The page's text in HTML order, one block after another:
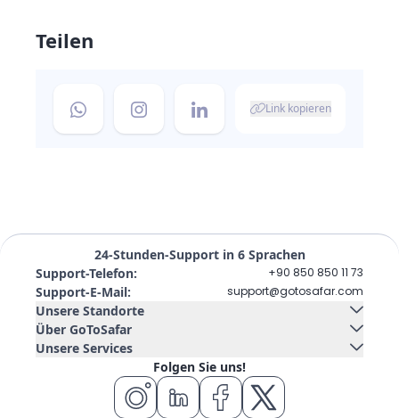
Teilen
Link kopieren
24-Stunden-Support in 6 Sprachen
Support-Telefon: +90 850 850 11 73
Support-E-Mail: support@gotosafar.com
Unsere Standorte
Izmir, Türkei
Güney Mah. Gaziler Cad. No:292 Tempo Iş Merkezi Kat:5 İç
Kapı 504 Konak / İzmir
Über GoToSafar
Kontaktieren Sie uns
Über uns
FAQ
Unsere Services
Autovermietung
Kreuzfahrtschiff
Flugticket
Folgen Sie uns!